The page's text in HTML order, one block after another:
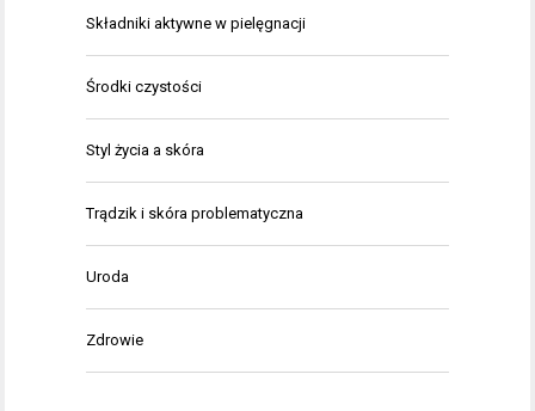
Składniki aktywne w pielęgnacji
Środki czystości
Styl życia a skóra
Trądzik i skóra problematyczna
Uroda
Zdrowie